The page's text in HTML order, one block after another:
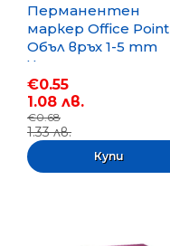
Перманентен
маркер Office Point
Объл връх 1-5 mm
Черен
€0.55
1.08 лв.
€0.68
1.33 лв.